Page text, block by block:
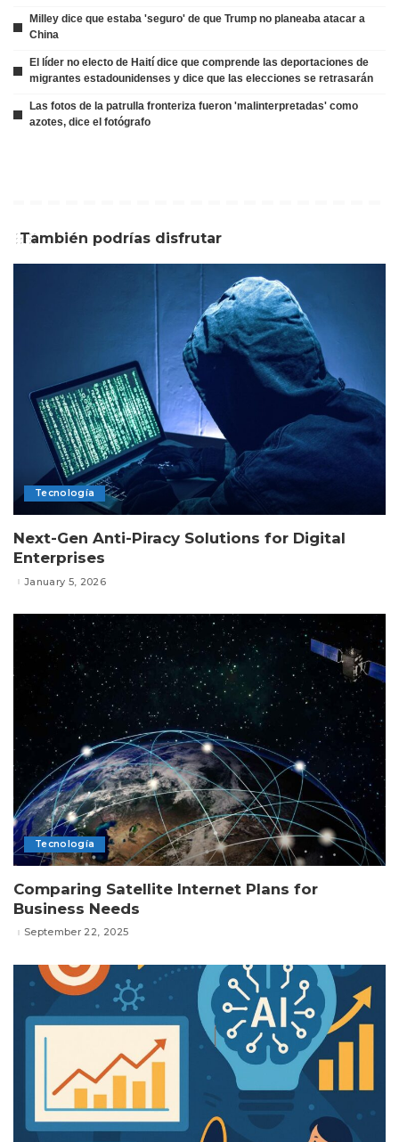
Milley dice que estaba 'seguro' de que Trump no planeaba atacar a
China
El líder no electo de Haití dice que comprende las deportaciones de
migrantes estadounidenses y dice que las elecciones se retrasarán
Las fotos de la patrulla fronteriza fueron 'malinterpretadas' como
azotes, dice el fotógrafo
También podrías disfrutar
Tecnología
Next-Gen Anti-Piracy Solutions for Digital
Enterprises
January 5, 2026
Tecnología
Comparing Satellite Internet Plans for
Business Needs
September 22, 2025